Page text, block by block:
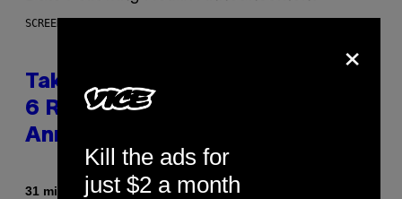
SCREENSHOT: ROCKSTAR GAMES
Take-Two Doubles Down on GTA
6 Release Date Following Netflix
Announcement
31 minuti faDi Brent Koepp
×
Kill the ads for
just $2 a month